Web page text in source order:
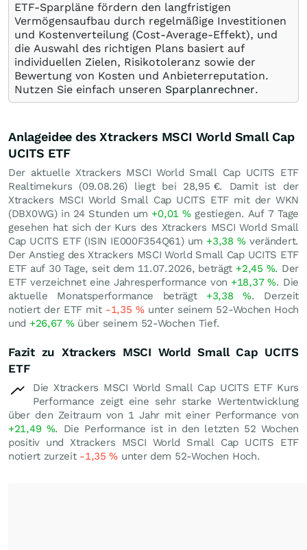
ETF-Sparpläne fördern den langfristigen
Vermögensaufbau durch regelmäßige Investitionen
und Kostenverteilung (Cost-Average-Effekt), und
die Auswahl des richtigen Plans basiert auf
individuellen Zielen, Risikotoleranz sowie der
Bewertung von Kosten und Anbieterreputation.
Nutzen Sie einfach unseren Sparplanrechner.
Anlageidee des Xtrackers MSCI World Small Cap
UCITS ETF
Der aktuelle Xtrackers MSCI World Small Cap UCITS ETF
Realtimekurs (09.08.26) liegt bei 28,95 €. Damit ist der
Xtrackers MSCI World Small Cap UCITS ETF mit der WKN
(DBX0WG) in 24 Stunden um +0,01% gestiegen. Auf 7 Tage
gesehen hat sich der Kurs des Xtrackers MSCI World Small
Cap UCITS ETF (ISIN IE000F354Q61) um +3,38%verändert.
Der Anstieg des Xtrackers MSCI World Small Cap UCITS ETF
ETF auf 30 Tage, seit dem 11.07.2026, beträgt +2,45 %. Der
ETF verzeichnet eine Jahresperformance von +18,37%. Die
aktuelle Monatsperformance beträgt +3,38%. Derzeit
notiert der ETF mit -1,35 %unter seinem 52-Wochen Hoch
und +26,67 %über seinem 52-Wochen Tief.
Fazit zu Xtrackers MSCI World Small Cap UCITS
ETF
Die Xtrackers MSCI World Small Cap UCITS ETF Kurs
Performance zeigt eine sehr starke Wertentwicklung
über den Zeitraum von 1 Jahr mit einer Performance von
+21,49 %. Die Performance ist in den letzten 52 Wochen
positiv und Xtrackers MSCI World Small Cap UCITS ETF
notiert zurzeit -1,35% unter dem 52-Wochen Hoch.